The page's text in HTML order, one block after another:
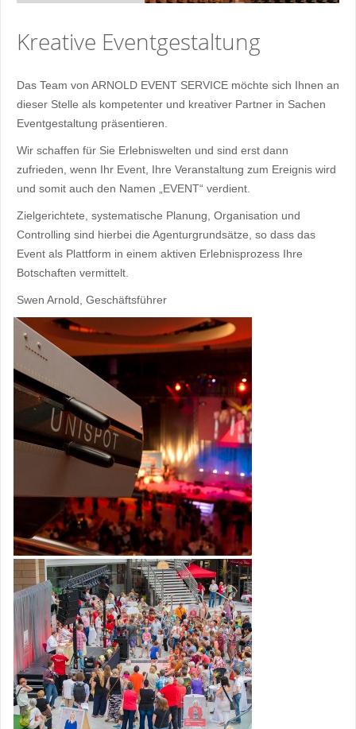
Kreative Eventgestaltung
Das Team von ARNOLD EVENT SERVICE möchte sich Ihnen an
dieser Stelle­ als kompetenter und kreativer Partner in Sachen
Eventgestaltung präsentieren.
Wir schaffen für Sie Erlebniswelten und sind erst dann
zufrieden, wenn Ihr Event, Ihre Veranstaltung zum Ereignis wird
und somit auch den Namen „EVENT“ verdient.
Zielgerichtete, systematische Planung, Organisation und
Controlling sind hierbei die Agenturgrundsätze, so dass das
Event als Plattform in einem aktiven Erlebnisprozess Ihre
Botschaften vermittelt.
Swen Arnold, Geschäftsführer